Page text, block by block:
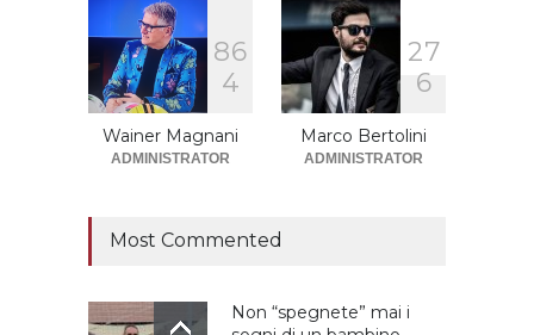
Sono solo sette le
squadre che sono state
promosse la stagione
successiva alla
retrocessione
86
4
Wainer Magnani
ADMINISTRATOR
27
6
Marco Bertolini
ADMINISTRATOR
Most Commented
Non “spegnete” mai i